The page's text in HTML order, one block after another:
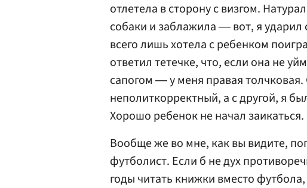
отлетела в сторону с визгом.
собаки и заблажила ― вот, я ударил
всего лишь хотела с ребенком
ответил тетечке, что, если она не
сапогом ― у меня правая
неполиткорректный, а с другой, я
Хорошо ребенок не начал
Вообще же во мне, как вы видите,
футболист. Если б не дух
годы читать книжки вместо